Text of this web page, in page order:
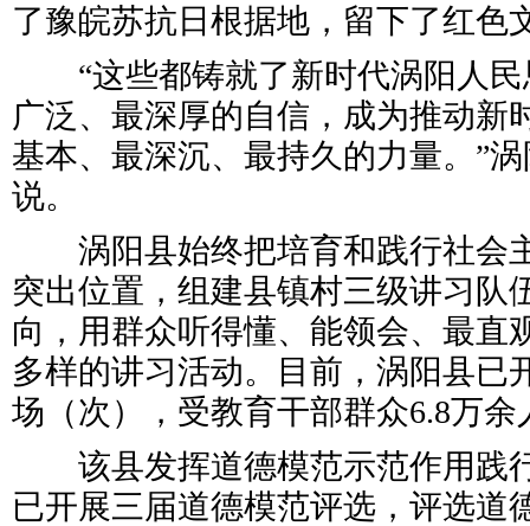
了豫皖苏抗日根据地，留下了红色
“这些都铸就了新时代涡阳人民
广泛、最深厚的自信，成为推动新
基本、最深沉、最持久的力量。”
说。
涡阳县始终把培育和践行社会
突出位置，组建县镇村三级讲习队
向，用群众听得懂、能领会、最直
多样的讲习活动。目前，涡阳县已
场（次），受教育干部群众6.8万余
该县发挥道德模范示范作用践
已开展三届道德模范评选，评选道